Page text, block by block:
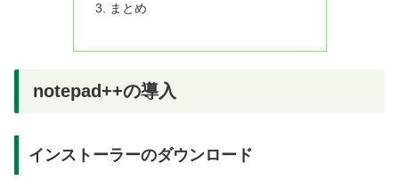
まとめ
notepad++の導入
インストーラーのダウンロード